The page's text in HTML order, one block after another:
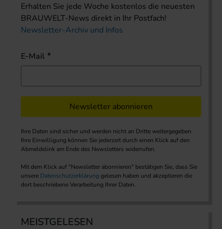
Erhalten Sie jede Woche kostenlos die neuesten
BRAUWELT-News direkt in Ihr Postfach!
Newsletter-Archiv und Infos
E-Mail
Newsletter abonnieren
Ihre Daten sind sicher und werden nicht an Dritte weitergegeben.
Ihre Einwilligung können Sie jederzeit durch einen Klick auf den
Abmeldelink am Ende des Newsletters widerrufen.
Mit dem Klick auf "Newsletter abonnieren" bestätigen Sie, dass Sie
unsere Datenschutzerklärung gelesen haben und akzeptieren die
dort beschriebene Verarbeitung Ihrer Daten.
MEISTGELESEN